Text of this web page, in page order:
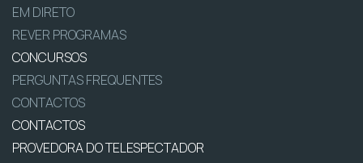
EM DIRETO
REVER PROGRAMAS
CONCURSOS
PERGUNTAS FREQUENTES
CONTACTOS
CONTACTOS
PROVEDORA DO TELESPECTADOR